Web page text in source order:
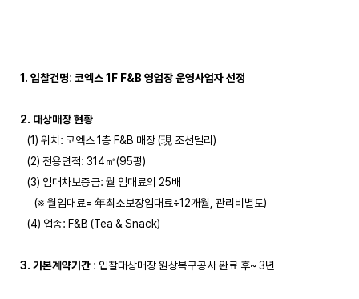
1. 입찰건명: 코엑스 1F F&B 영업장 운영사업자 선정
2. 대상매장 현황
   (1) 위치: 코엑스 1층 F&B 매장 (現 조선델리)
   (2) 전용면적: 314㎡(95평)
   (3) 임대차보증금: 월 임대료의 25배
      (※ 월임대료= 年최소보장임대료÷12개월, 관리비별도)
   (4) 업종: F&B (Tea & Snack)
3. 기본계약기간 : 입찰대상매장 원상복구공사 완료 후~ 3년